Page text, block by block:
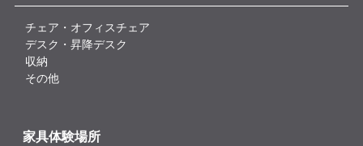
チェア・オフィスチェア
デスク・昇降デスク
収納
その他
家具体験場所